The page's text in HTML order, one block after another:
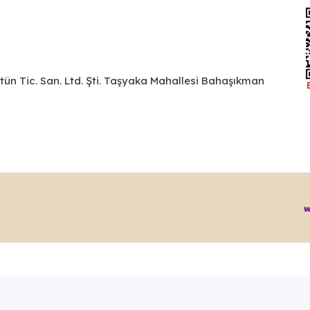
Tic. San. Ltd. Şti. Taşyaka Mahallesi Bahaşıkman